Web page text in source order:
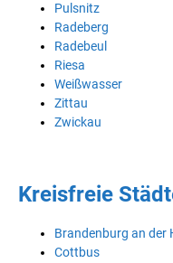
Pulsnitz
Radeberg
Radebeul
Riesa
Weißwasser
Zittau
Zwickau
Kreisfreie
Brandenburg an der
Cottbus